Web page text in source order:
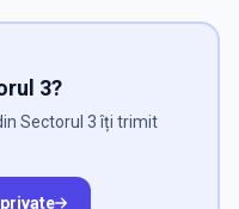
3?
Sectorul 3 îți trimit